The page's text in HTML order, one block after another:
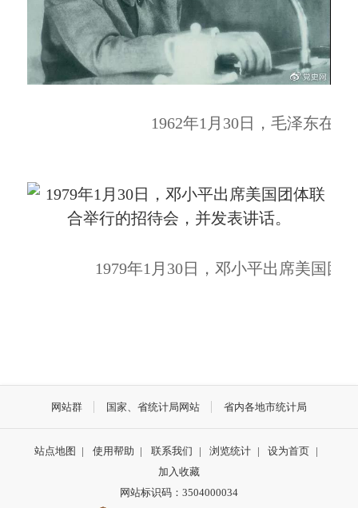
1962年1月30日，毛泽东在
1979年1月30日，邓小平出席美国团
网站群 国家、省统计局网站 省内各地市统计局
站点地图 | 使用帮助 | 联系我们 | 浏览统计 | 设为首页 |
加入收藏
网站标识码：3504000034